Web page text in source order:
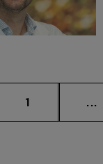
Página
1 ...